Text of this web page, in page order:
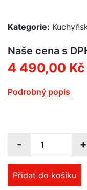
Kategorie:
Naše cena s
4 490,00 Kč
Podrobný popis
- +
Přidat do košíku